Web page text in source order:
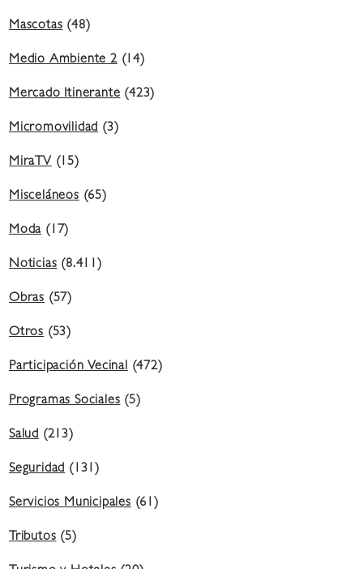
Mascotas(48)
Medio Ambiente 2(14)
Mercado Itinerante(423)
Micromovilidad(3)
MiraTV(15)
Misceláneos(65)
Moda(17)
Noticias(8.411)
Obras (57)
Otros (53)
Participación Vecinal(472)
Programas Sociales(5)
Salud (213)
Seguridad(131)
Servicios Municipales(61)
Tributos(5)